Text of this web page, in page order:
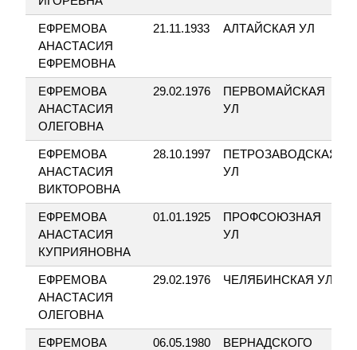
ЕФРЕМОВА
АНАСТАСИЯ
ЕФРЕМОВНА
21.11.1933 АЛТАЙСКАЯ УЛ
ЕФРЕМОВА
АНАСТАСИЯ
ОЛЕГОВНА
29.02.1976
ПЕРВОМАЙСКАЯ
УЛ
ЕФРЕМОВА
АНАСТАСИЯ
ВИКТОРОВНА
28.10.1997
ПЕТРОЗАВОДСКАЯ
УЛ
ЕФРЕМОВА
АНАСТАСИЯ
КУПРИЯНОВНА
01.01.1925
ПРОФСОЮЗНАЯ
УЛ
ЕФРЕМОВА
АНАСТАСИЯ
ОЛЕГОВНА
29.02.1976 ЧЕЛЯБИНСКАЯ УЛ
ЕФРЕМОВА
06.05.1980
ВЕРНАДСКОГО